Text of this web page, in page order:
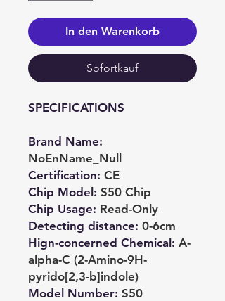
In den Warenkorb
Sofortkauf
SPECIFICATIONS
Brand Name:
NoEnName_Null
Certification: CE
Chip Model : S50 Chip
Chip Usage: Read-Only
Detecting distance: 0-6cm
Hign-concerned Chemical : A-
alpha-C (2-Amino-9H-
pyrido[2,3-b]indole)
Model Number: S50